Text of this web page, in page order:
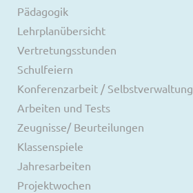
Pädagogik
Lehrplanübersicht
Vertretungsstunden
Schulfeiern
Konferenzarbeit / Selbstverwaltung
Arbeiten und Tests
Zeugnisse/ Beurteilungen
Klassenspiele
Jahresarbeiten
Projektwochen